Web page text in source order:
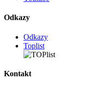
Odkazy
Odkazy
Toplist
Kontakt